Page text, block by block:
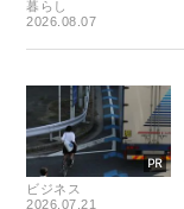
暮らし
2026.08.07
ビジネス
2026.07.21